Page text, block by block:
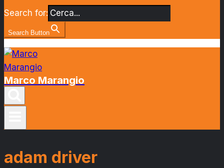
Search for:
Search Button
Marco Marangio
adam driver